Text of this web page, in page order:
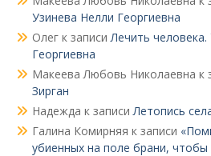
Узинева Нелли Георгиевна
Олег к записиЛечить
Георгиевна
Макеева Любовь Николаевна к
Зирган
Надежда к записиЛетопись
Галина Комирняя к записи
убиенных на поле брани, чтобы